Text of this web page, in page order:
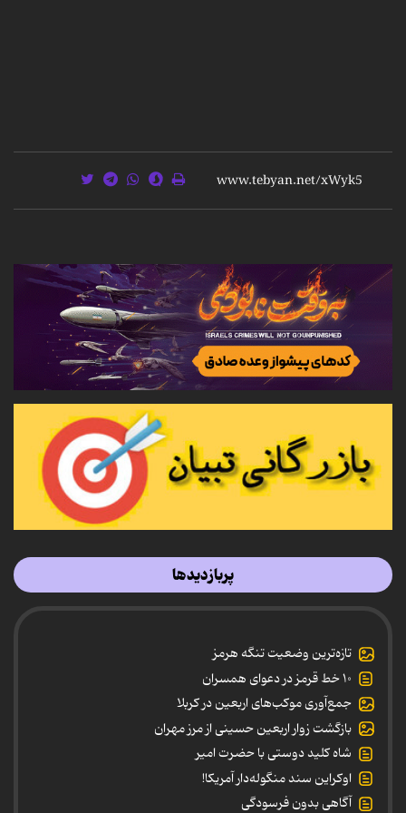
پربازدیدها
تازه‌ترین وضعیت تنگه هرمز
۱۰ خط قرمز در دعوای همسران
جمع‌آوری موکب‌های اربعین در کربلا
بازگشت زوار اربعین حسینی از مرز مهران
شاه کلید دوستی با حضرت امیر
اوکراین سند منگوله‌دار آمریکا!
آگاهی بدون فرسودگی